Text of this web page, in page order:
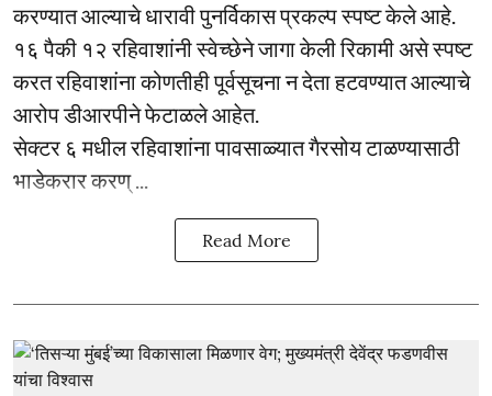
करण्यात आल्याचे धारावी पुनर्विकास प्रकल्प स्पष्ट केले आहे.
१६ पैकी १२ रहिवाशांनी स्वेच्छेने जागा केली रिकामी असे स्पष्ट
करत रहिवाशांना कोणतीही पूर्वसूचना न देता हटवण्यात आल्याचे
आरोप डीआरपीने फेटाळले आहेत.
सेक्टर ६ मधील रहिवाशांना पावसाळ्यात गैरसोय टाळण्यासाठी
भाडेकरार करण् ...
Read More